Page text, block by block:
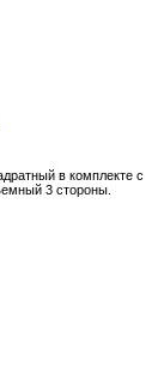
в комплекте с
3 стороны.